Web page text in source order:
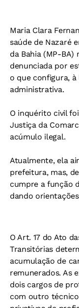
Maria Clara
saúde de Nazaré
da Bahia (MP-BA)
denunciada por
o que configura,
administrativa.
O inquérito civil
Justiça da
acúmulo ilegal.
Atualmente, ela
prefeitura, mas,
cumpre a função
dando
O Art. 17 do Ato
Transitórias
acumulação de
remunerados. As
dois cargos de
com outro